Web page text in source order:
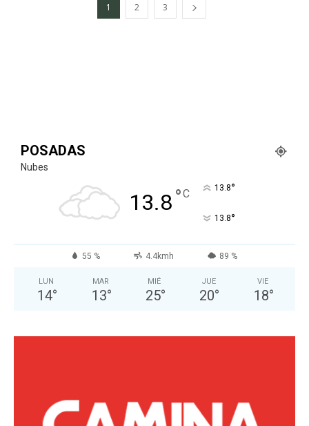
1 2 3
POSADAS
Nubes
13.8°C 13.8°
13.8°
55 % 4.4kmh 89 %
LUN
14°
MAR
13°
MIÉ
25°
JUE
20°
VIE
18°